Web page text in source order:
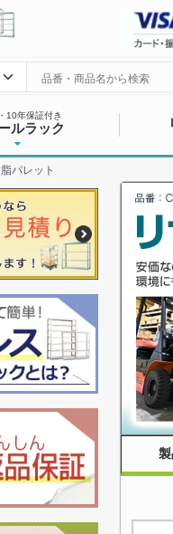
10年保証付き
ルラック
パレット